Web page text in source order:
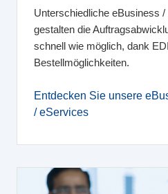
Unterschiedliche eBusiness
gestalten die
schnell wie möglich, dank
Bestellmöglichkeiten.
Entdecken Sie unsere
/ eServices